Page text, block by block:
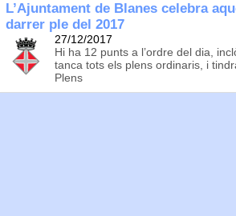
L’Ajuntament de Blanes celebra
darrer ple del 2017
27/12/2017
Hi ha 12 punts a l’ordre del dia,
tanca tots els plens ordinaris, i
Plens